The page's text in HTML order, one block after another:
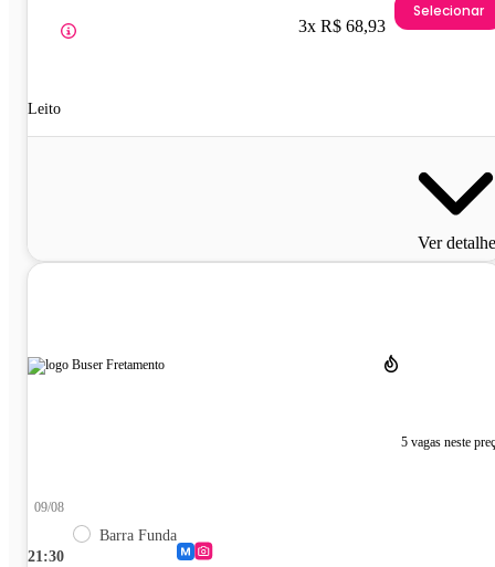
Leito
3x R$ 68,93
Selecionar
Ver
5 vagas neste
21:30
09/08
Barra Funda